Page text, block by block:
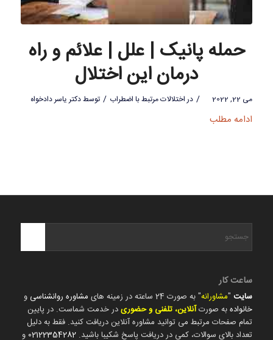
حمله پانیک | علل | علائم و راه
درمان این اختلال
می 22, 2022 / در اختلالات مرتبط با اضطراب / توسطدکتر یاسر دادخواه
ادامه مطلب
ساعت کار
سایت"مشاورانه" به صورت 24 ساعته در زمینه های مشاوره روانشناسی و
خانوادهبه صورتآنلاین، تلفنی و حضوریدر خدمت شماست. در پایین
تمام صفحات مرتبط می توانید مشاوره آنلاین دریافت کنید. فقط به دلیل
تعداد بالای سوالات، کمی در دریافت پاسخ شکیبا باشید. 02122354282 و